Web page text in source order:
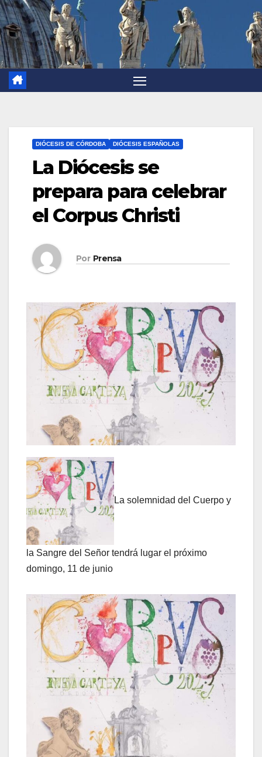
DIÓCESIS DE CÓRDOBA DIÓCESIS ESPAÑOLAS
La Diócesis se
prepara para celebrar
el Corpus Christi
Por Prensa
La solemnidad del Cuerpo y
la Sangre del Señor tendrá lugar el próximo
domingo, 11 de junio